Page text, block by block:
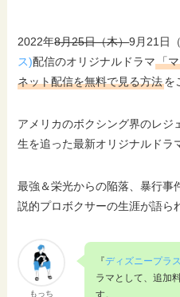
2022年8月25日（木）9月21日（
ス)配信のオリジナルドラマ「
ネット配信を無料で見る方法を
アメリカのボクシング界のレジ
生を追った最新オリジナルドラ
最強＆栄光からの陥落、暴行事
説的プロボクサーの生涯が語ら
もっち
『ディズニープラス
ラマとして、追加